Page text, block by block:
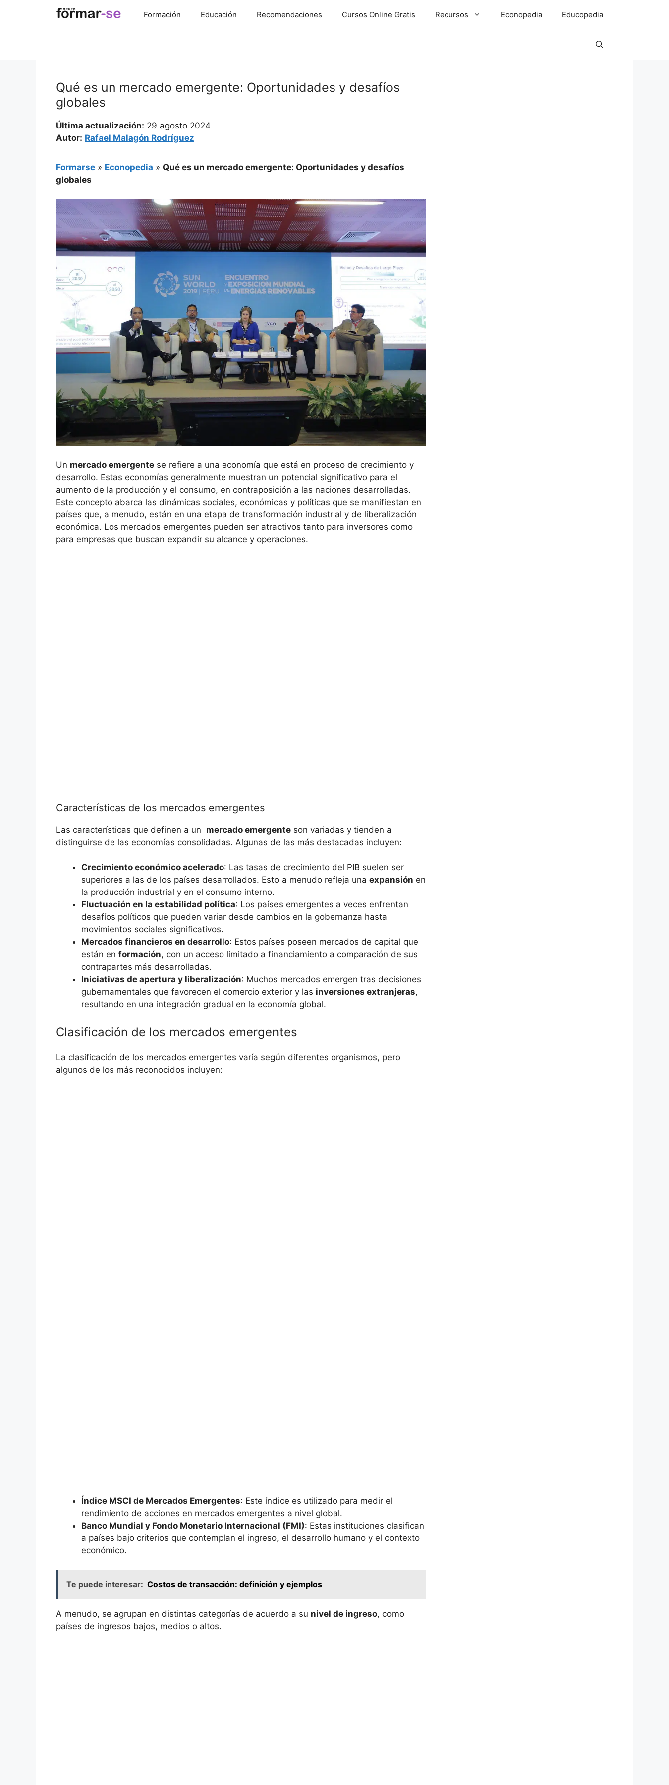
Formación Educación Recomendaciones Cursos Online Gratis Recursos Econopedia Educopedia
Qué es un mercado emergente: Oportunidades y desafíos
globales
Última actualización: 29 agosto 2024
Autor: Rafael Malagón Rodríguez
Formarse » Econopedia » Qué es un mercado emergente: Oportunidades y desafíos
globales
Un‌ mercado emergente se ⁣refiere a una⁢ economía que está en proceso de crecimiento y‍
desarrollo. Estas⁢ economías generalmente muestran un‍ potencial significativo ⁤para el
aumento de la ‌producción y el consumo, en ⁣contraposición a las⁤ naciones desarrolladas.
Este concepto abarca las dinámicas ​sociales, económicas​ y ⁤políticas⁤ que se manifiestan en
‌países que, a menudo, están en una etapa de⁢ transformación industrial y de ⁢liberalización
económica. Los ⁤mercados‍ emergentes pueden ser ⁣atractivos tanto para ​inversores‍ como
para ‍empresas que buscan‍ expandir su alcance ⁣y operaciones.
Características de los​ mercados ‍emergentes
Las características ​que definen a un ​ mercado emergente son variadas y‌ tienden ‍a
distinguirse de las economías consolidadas. Algunas de las‍ más ⁢destacadas‌ incluyen:
Crecimiento económico acelerado:‌ Las tasas ‌de crecimiento del PIB‍ suelen ser
⁢superiores a⁢ las​ de los países desarrollados. Esto a menudo​ refleja una expansión en
la ​producción industrial y ⁣en el consumo interno.
Fluctuación en la⁤ estabilidad política: Los países ‌emergentes a veces enfrentan
desafíos políticos​ que pueden variar desde cambios‍ en la gobernanza hasta
movimientos⁢ sociales significativos.
Mercados financieros en‌ desarrollo: Estos países ​poseen mercados de capital que
están en formación, ⁢con⁢ un acceso limitado‍ a financiamiento a comparación de sus
contrapartes más desarrolladas.
Iniciativas de⁤ apertura ⁤y liberalización: Muchos mercados emergen⁢ tras decisiones
gubernamentales⁤ que favorecen el comercio exterior y ‌las inversiones extranjeras,
resultando en una integración gradual en ⁣la economía global.
Clasificación ⁢de los ‍mercados emergentes
La clasificación de los⁣ mercados emergentes‌ varía según diferentes organismos, pero
‌algunos de los ‍más reconocidos incluyen:
Índice⁤ MSCI de‌ Mercados Emergentes: Este ⁤índice es ⁣utilizado‌ para medir el
rendimiento de acciones en mercados emergentes a nivel global.
Banco Mundial y Fondo Monetario Internacional (FMI): Estas⁤ instituciones clasifican
a países bajo criterios que contemplan el ingreso,⁣ el desarrollo humano y el contexto
⁤económico.
Te puede interesar: Costos de transacción: definición y ejemplos
A menudo,⁣ se agrupan​ en distintas categorías de acuerdo a ⁣su nivel ⁤de ⁢ingreso, como
⁢países de ingresos ⁢bajos,​ medios o ⁢altos.